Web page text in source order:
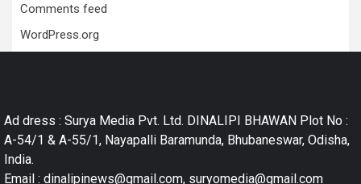
Comments feed
WordPress.org
Ad dress : Surya Media Pvt. Ltd. DINALIPI BHAWAN Plot No :
A-54/1 & A-55/1, Nayapalli Baramunda, Bhubaneswar, Odisha,
India.
Email : dinalipinews@gmail.com, suryomedia@gmail.com